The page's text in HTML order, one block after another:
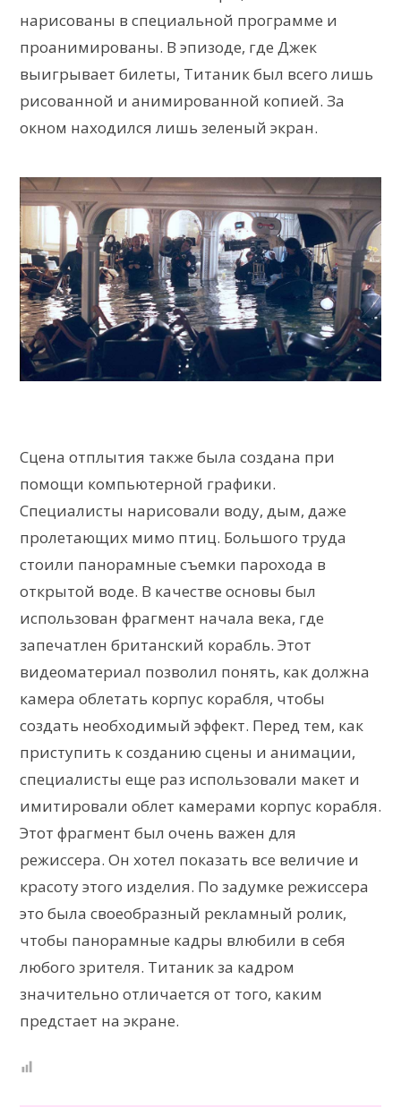
нарисованы в специальной программе и
проанимированы. В эпизоде, где Джек
выигрывает билеты, Титаник был всего лишь
рисованной и анимированной копией. За
окном находился лишь зеленый экран.
Сцена отплытия также была создана при
помощи компьютерной графики.
Специалисты нарисовали воду, дым, даже
пролетающих мимо птиц. Большого труда
стоили панорамные съемки парохода в
открытой воде. В качестве основы был
использован фрагмент начала века, где
запечатлен британский корабль. Этот
видеоматериал позволил понять, как должна
камера облетать корпус корабля, чтобы
создать необходимый эффект. Перед тем, как
приступить к созданию сцены и анимации,
специалисты еще раз использовали макет и
имитировали облет камерами корпус корабля.
Этот фрагмент был очень важен для
режиссера. Он хотел показать все величие и
красоту этого изделия. По задумке режиссера
это была своеобразный рекламный ролик,
чтобы панорамные кадры влюбили в себя
любого зрителя. Титаник за кадром
значительно отличается от того, каким
предстает на экране.